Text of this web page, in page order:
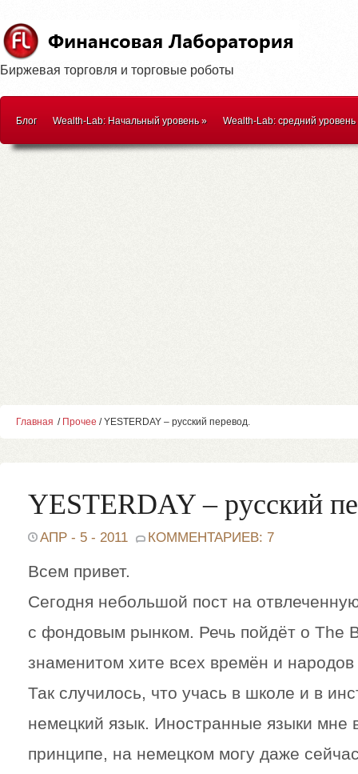
Биржевая торговля и торговые роботы
Блог Wealth-Lab: Начальный уровень» Wealth-Lab: средний уровень
Главная / Прочее / YESTERDAY – русский перевод.
YESTERDAY – русский
АПР - 5 - 2011 КОММЕНТАРИЕВ: 7
Всем привет.
Сегодня небольшой пост на
с фондовым рынком. Речь пойдёт о The
знаменитом хите всех времён и народов
Так случилось, что учась в школе и в
немецкий язык. Иностранные языки мне
принципе, на немецком могу даже